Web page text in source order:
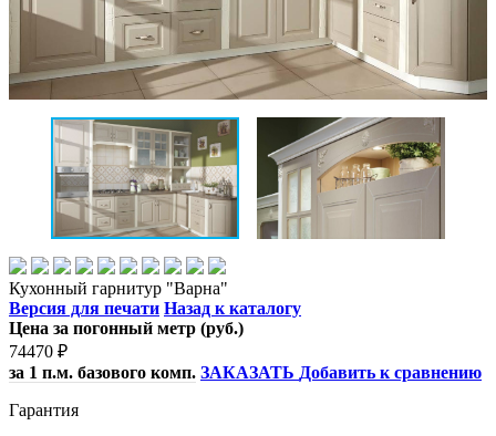
Кухонный гарнитур "Варна"
Версия для печати Назад к каталогу
Цена за погонный метр (руб.)
74470 ₽
за 1 п.м. базового комп. ЗАКАЗАТЬ Добавить к сравнению
Гарантия